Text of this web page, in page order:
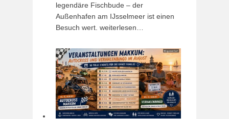
legendäre Fischbude – der
Außenhafen am IJsselmeer ist einen
Besuch wert. weiterlesen…